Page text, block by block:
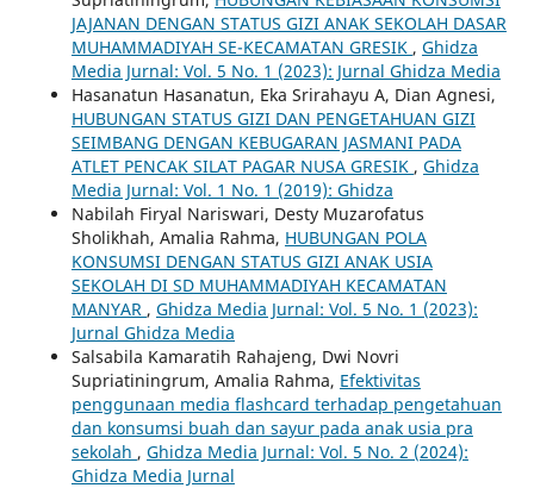
JAJANAN DENGAN STATUS GIZI ANAK SEKOLAH DASAR
MUHAMMADIYAH SE-KECAMATAN GRESIK , Ghidza
Media Jurnal: Vol. 5 No. 1 (2023): Jurnal Ghidza Media
Hasanatun Hasanatun, Eka Srirahayu A, Dian Agnesi,
HUBUNGAN STATUS GIZI DAN PENGETAHUAN GIZI
SEIMBANG DENGAN KEBUGARAN JASMANI PADA
ATLET PENCAK SILAT PAGAR NUSA GRESIK , Ghidza
Media Jurnal: Vol. 1 No. 1 (2019): Ghidza
Nabilah Firyal Nariswari, Desty Muzarofatus
Sholikhah, Amalia Rahma, HUBUNGAN POLA
KONSUMSI DENGAN STATUS GIZI ANAK USIA
SEKOLAH DI SD MUHAMMADIYAH KECAMATAN
MANYAR , Ghidza Media Jurnal: Vol. 5 No. 1 (2023):
Jurnal Ghidza Media
Salsabila Kamaratih Rahajeng, Dwi Novri
Supriatiningrum, Amalia Rahma, Efektivitas
penggunaan media flashcard terhadap pengetahuan
dan konsumsi buah dan sayur pada anak usia pra
sekolah , Ghidza Media Jurnal: Vol. 5 No. 2 (2024):
Ghidza Media Jurnal